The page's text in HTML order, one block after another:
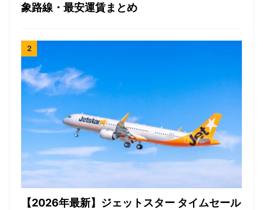
象路線・最安運賃まとめ
【2026年最新】ジェットスター タイムセール